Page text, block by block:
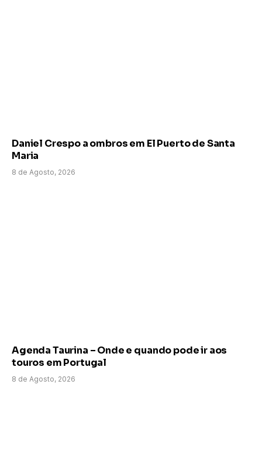
Daniel Crespo a ombros em El Puerto de Santa
Maria
8 de Agosto, 2026
Agenda Taurina – Onde e quando pode ir aos
touros em Portugal
8 de Agosto, 2026